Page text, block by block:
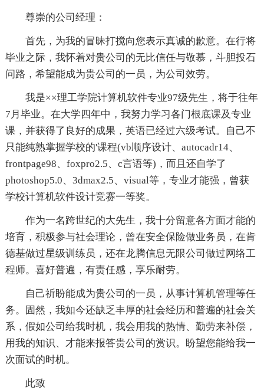
尊崇的公司经理：
首先，为我的冒昧打搅向您表示真诚的歉意。在行将
毕业之际，我怀着对贵公司的无比信任与敬慕，斗胆投石
问路，希望能成为贵公司的一员，为公司效劳。
我是××理工学院计算机软件专业97级先生，将于往年
7月毕业。在大学四年中，我努力学习各门根底课及专业
课，并获得了良好的成果，英语已经过六级考试。自己不
只能纯熟掌握学校的'课程(vb顺序设计、autocadr14、
frontpage98、foxpro2.5、c言语等)，而且还自学了
photoshop5.0、3dmax2.5、visual等，专业才能强，曾获
学校计算机软件设计竞赛一等奖。
作为一名跨世纪的大先生，我十分留意各方面才能的
培育，积极参与社会理论，曾在安全保险做业务员，在肯
德基做过星级训练员，还在龙腾信息无限公司做过网络工
程师。喜好普遍，有责任感，享乐耐劳。
自己祈盼能成为贵公司的一员，从事计算机管理等任
务。固然，我如今还缺乏丰厚的社会经历和普遍的社会关
系，假如公司给我时机，我会用我的热情、勤劳来补偿，
用我的知识、才能来报答贵公司的赏识。盼望您能给我一
次面试的时机。
此致